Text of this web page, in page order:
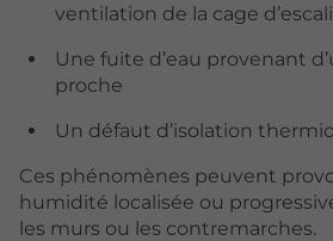
ventilation de la cage
Une fuite d’eau provenant
proche
Un défaut d’isolation
Ces phénomènes peuvent
humidité localisée ou
les murs ou les contremarches.